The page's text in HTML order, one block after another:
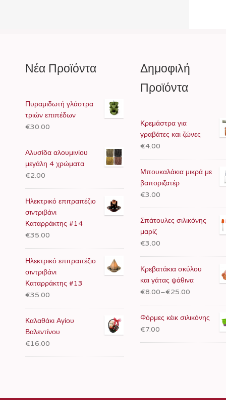
Νέα Προϊόντα
Πυραμιδωτή γλάστρα
τριών επιπέδων
€30.00
Αλυσίδα αλουμινίου
μεγάλη 4 χρώματα
€2.00
Ηλεκτρικό επιτραπέζιο
σιντριβάνι
Καταρράκτης #14
€35.00
Ηλεκτρικό επιτραπέζιο
σιντριβάνι
Καταρράκτης #13
€35.00
Καλαθάκι Αγίου
Βαλεντίνου
€16.00
Δημοφιλή
Προϊόντα
Κρεμάστρα για
γραβάτες και ζώνες
€4.00
Μπουκαλάκια μικρά με
βαποριζατέρ
€3.00
Σπάτουλες σιλικόνης
μαρίζ
€3.00
Κρεβατάκια σκύλου
και γάτας ψάθινα
€8.00–€25.00
Φόρμες κέικ σιλικόνης
€7.00